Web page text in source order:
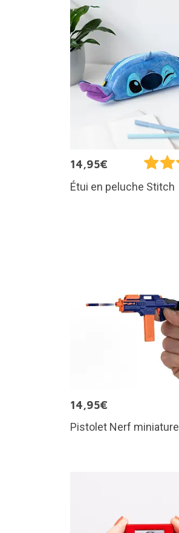
14,95€
Étui en peluche Stitch
14,95€
Pistolet Nerf miniature